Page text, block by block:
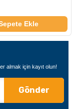
Ekle
almak için kayıt olun!
Gönder